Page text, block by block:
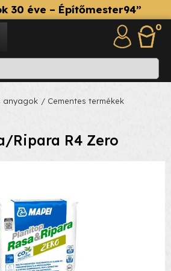
30 éve – Építőmester94”
0
anyagok / Cementes termékek
Ripara R4 Zero